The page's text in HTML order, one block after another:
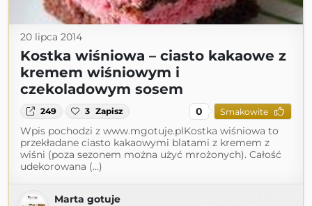
20 lipca 2014
Kostka wiśniowa – ciasto kakaowe z
kremem wiśniowym i
czekoladowym sosem
249 3 Zapisz 0 Smakowite
Wpis pochodzi z www.mgotuje.plKostka wiśniowa to
przekładane ciasto kakaowymi blatami z kremem z
wiśni (poza sezonem można użyć mrożonych). Całość
udekorowana (...)
Marta gotuje